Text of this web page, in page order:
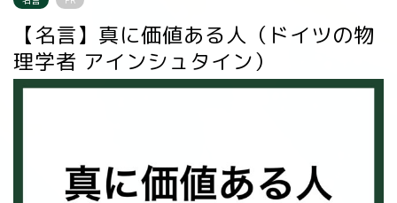
【名言】真に価値ある人（ドイツの物
理学者 アインシュタイン）